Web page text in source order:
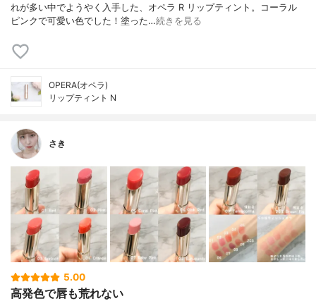
れが多い中でようやく入手した、オペラ R リップティント。コーラル
ピンクで可愛い色でした！塗った…続きを見る
OPERA(オペラ)
リップティント N
さき
5.00
高発色で唇も荒れない